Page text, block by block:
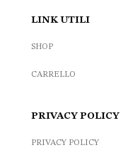
LINK UTILI
SHOP
CARRELLO
PRIVACY POLICY
PRIVACY POLICY